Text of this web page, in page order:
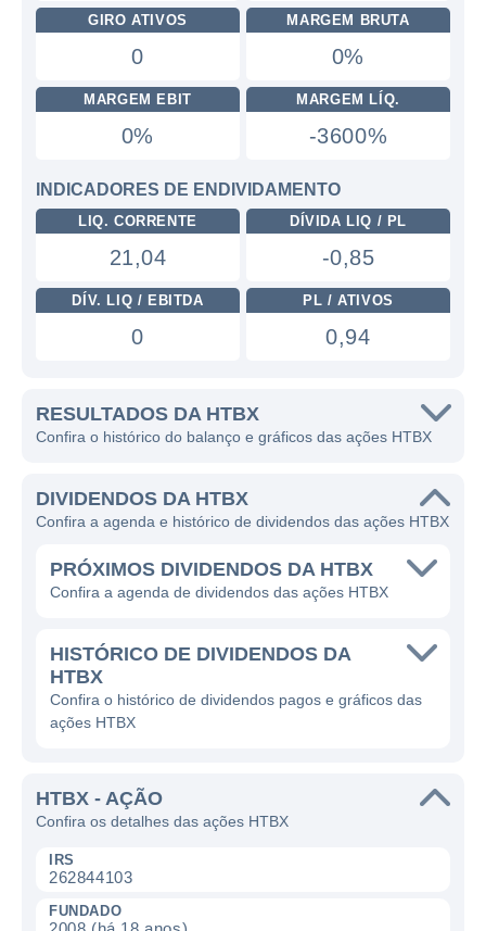
GIRO ATIVOS
0
MARGEM BRUTA
0%
MARGEM EBIT
0%
MARGEM LÍQ.
-3600%
INDICADORES DE ENDIVIDAMENTO
LIQ. CORRENTE
21,04
DÍVIDA LIQ / PL
-0,85
DÍV. LIQ / EBITDA
0
PL / ATIVOS
0,94
RESULTADOS DA HTBX
Confira o histórico do balanço e gráficos das ações HTBX
DIVIDENDOS DA HTBX
Confira a agenda e histórico de dividendos das ações HTBX
PRÓXIMOS DIVIDENDOS DA HTBX
Confira a agenda de dividendos das ações HTBX
HISTÓRICO DE DIVIDENDOS DA
HTBX
Confira o histórico de dividendos pagos e gráficos das
ações HTBX
HTBX - AÇÃO
Confira os detalhes das ações HTBX
IRS
262844103
FUNDADO